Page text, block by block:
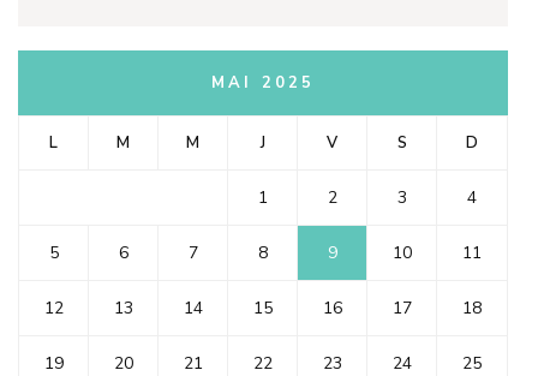
MAI 2025
L M M J V S D
1 2 3 4
5 6 7 8 9 10 11
12 13 14 15 16 17 18
19 20 21 22 23 24 25